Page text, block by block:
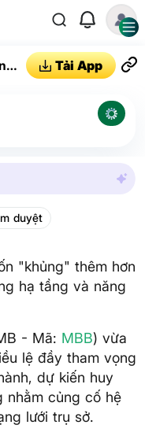
Tải App
duyệt
"khủng" thêm hơn
hạ tầng và năng
- Mã: MBB) vừa
lệ đầy tham vọng
dự kiến huy
nhằm củng cố hệ
lưới trụ sở.